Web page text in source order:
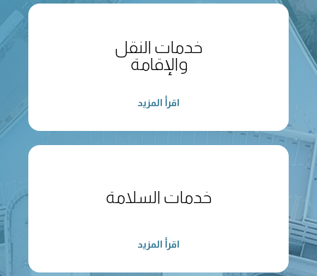
خدمات النقل
والإقامة
اقرأ المزيد
خدمات السلامة
اقرأ المزيد